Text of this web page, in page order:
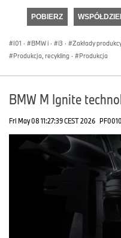
seconds
POBIERZ
I01 · BMW i · i3 · Zakłady
Produkcja, recykling · Produkcja
BMW M Ignite
Fri May 08 11:27:39 CEST 2026